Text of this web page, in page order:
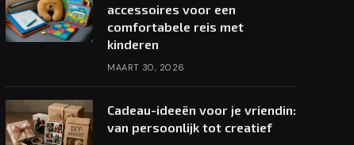
accessoires voor een
comfortabele reis met
kinderen
MAART 30, 2026
Cadeau-ideeën voor je vriendin:
van persoonlijk tot creatief